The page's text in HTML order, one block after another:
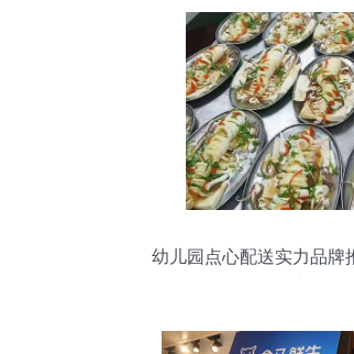
幼儿园点心配送实力品牌